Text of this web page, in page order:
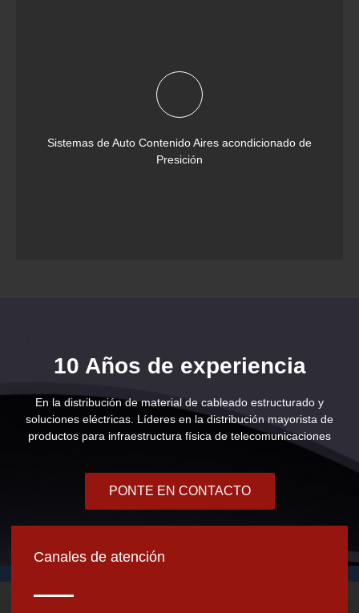
Sistemas de Auto Contenido Aires acondicionado de
Presición
10 Años de experiencia
En la distribución de material de cableado estructurado y
soluciones eléctricas. Líderes en la distribución mayorista de
productos para infraestructura física de telecomunicaciones
PONTE EN CONTACTO
Canales de atención